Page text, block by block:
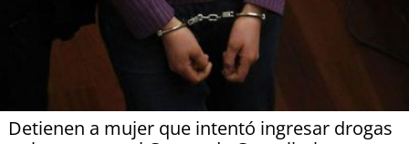
Detienen a mujer que intentó ingresar drogas